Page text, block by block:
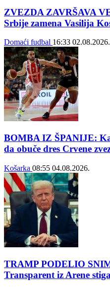
ZVEZDA ZAVRŠAVA
Srbije zamena Vasilija
Domaći fudbal 16:33 02.08.2026.
BOMBA IZ ŠPANIJE:
da obuče dres Crvene
Košarka 08:55 04.08.2026.
TRAMP PODELIO
Transparent iz Arene